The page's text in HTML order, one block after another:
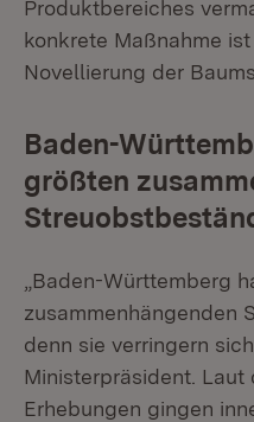
Produktbereiches
konkrete Maßnahme
Novellierung der
Baden-
größten
„Baden-Württemberg
zusammenhängenden
denn sie verringern
Ministerpräsident.
Erhebungen gingen